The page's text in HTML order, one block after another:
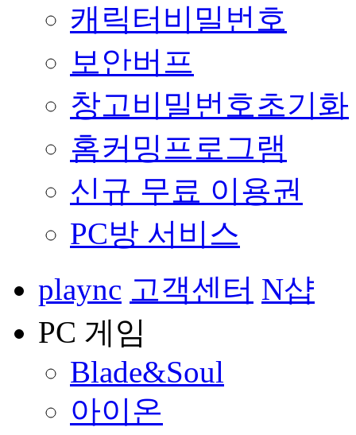
캐릭터비밀번호
보안버프
창고비밀번호초기화
홈커밍프로그램
신규 무료 이용권
PC방 서비스
plaync 고객센터 N샵
PC 게임
Blade&Soul
아이온